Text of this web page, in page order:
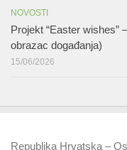
NOVOSTI
Projekt “Easter wishes”
obrazac događanja)
15/06/2026
Republika Hrvatska –